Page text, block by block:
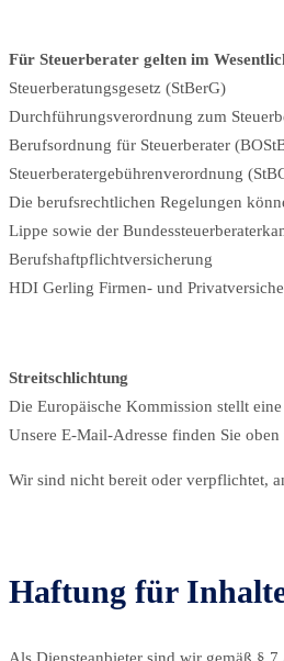
Für Steuerberater gelten im
Steuerberatungsgesetz (StBerG)
Durchführungsverordnung zum
Berufsordnung für Steuerberater
Steuerberatergebührenverordnung
Die berufsrechtlichen Regelungen
Lippe sowie der
​Berufshaftpflichtversicherung
HDI Gerling Firmen- und
Streitschlichtung
Die Europäische Kommission stellt
Unsere E-Mail-Adresse finden Sie
Wir sind nicht bereit oder verpflichtet,
Haftung für